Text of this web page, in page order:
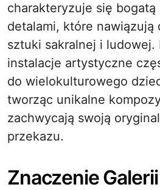
charakteryzuje się
detalami, które nawiązują
sztuki sakralnej i ludowej.
instalacje artystyczne
do wielokulturowego
tworząc unikalne
zachwycają swoją
przekazu.
Znaczenie Galerii